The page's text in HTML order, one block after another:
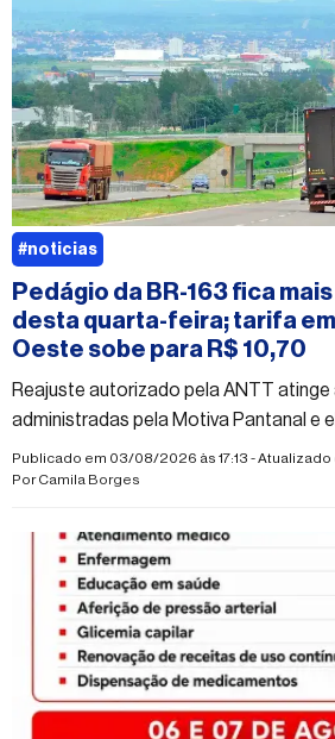
Pedágio da BR-163 fica
desta quarta-feira; tarifa
Oeste sobe para R$ 10,70
Reajuste autorizado pela ANTT atinge
administradas pela Motiva Pantanal e
valor cobrado na região norte de Mato
Publicado em 03/08/2026 às 17:13 -
PorCamila Borges
#noticias